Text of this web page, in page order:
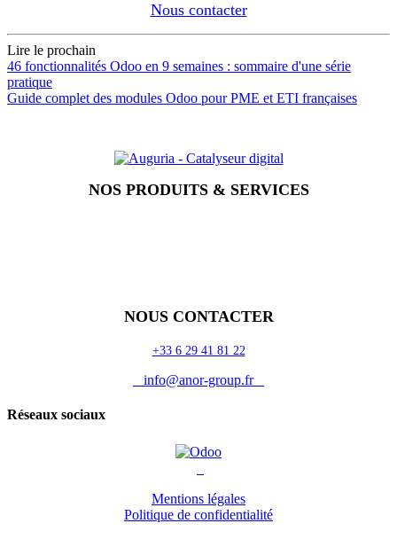
Nous contacter
Lire le prochain
46 fonctionnalités Odoo en 9 semaines : sommaire d'une série
pratique
Guide complet des modules Odoo pour PME et ETI françaises
NOS PRODUITS & SERVICES
NOUS CONTACTER
+33 6 29 41 81 22
info@anor-group.fr
Réseaux sociaux
Mentions légales
Politique de confidentialité